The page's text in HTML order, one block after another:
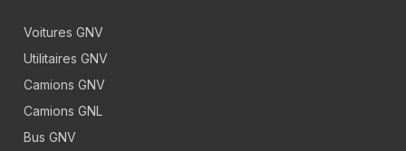
Voitures GNV
Utilitaires GNV
Camions GNV
Camions GNL
Bus GNV